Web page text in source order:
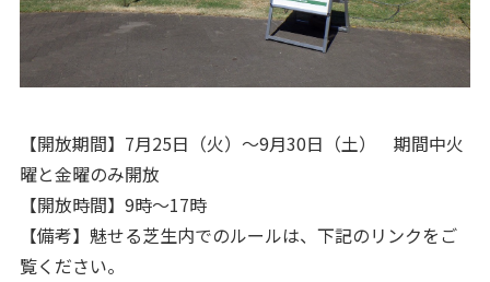
【開放期間】7月25日（火）～9月30日（土） 期間中火
曜と金曜のみ開放
【開放時間】9時～17時
【備考】魅せる芝生内でのルールは、下記のリンクをご
覧ください。